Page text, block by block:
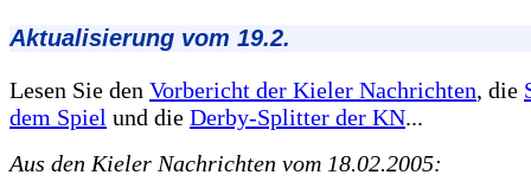
Aktualisierung vom 19.2.
Lesen Sie den Vorbericht der Kieler Nachrichten, die
dem Spiel und die Derby-Splitter der KN...
Aus den Kieler Nachrichten vom 18.02.2005: